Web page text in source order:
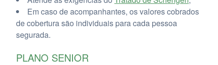
Em caso de acompanhantes, os valores cobrados
de cobertura são individuais para cada pessoa
segurada.
PLANO SENIOR